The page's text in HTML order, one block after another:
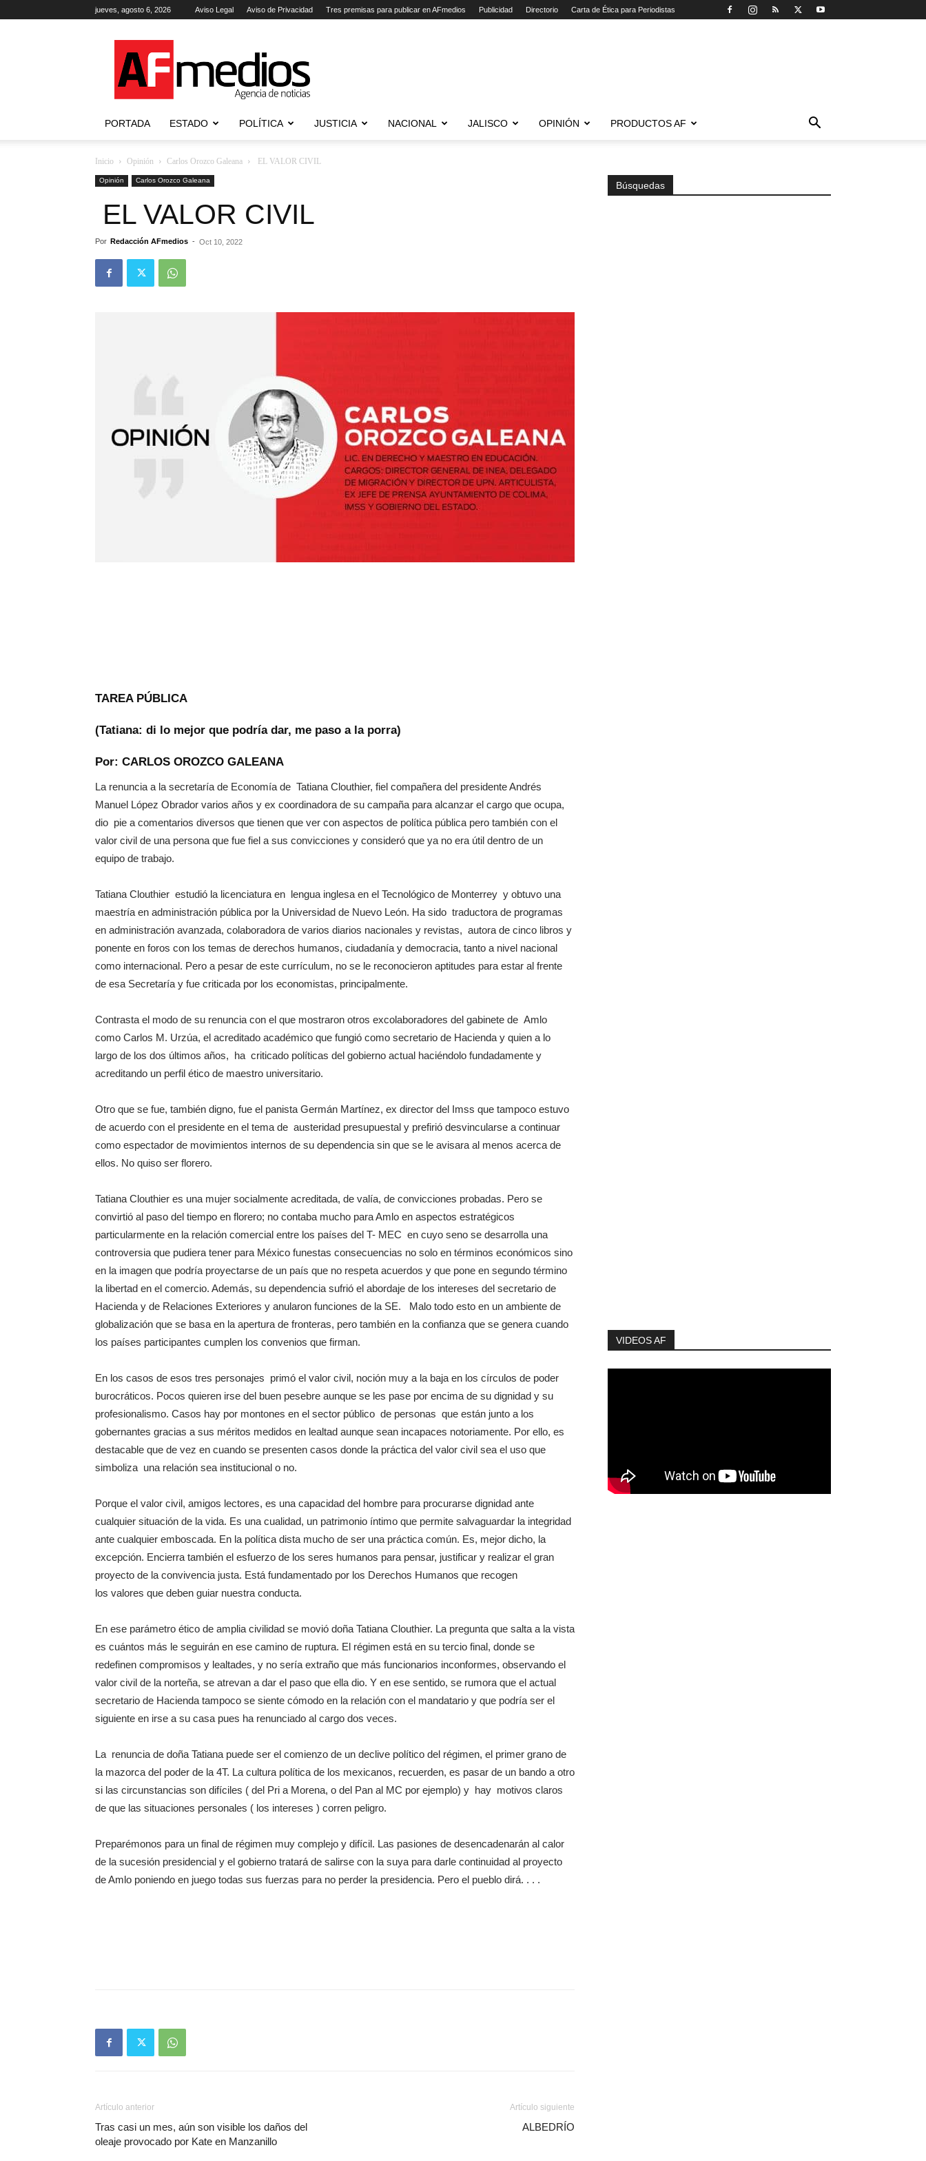
jueves, agosto 6, 2026 Aviso Legal Aviso de Privacidad Tres premisas para publicar en AFmedios Publicidad Directorio Carta de Ética para Periodistas
Agencia
de
Noticias
PORTADA ESTADO POLÍTICA JUSTICIA NACIONAL JALISCO OPINIÓN PRODUCTOS AF
Inicio Opinión Carlos Orozco Galeana EL VALOR CIVIL
Opinión Carlos Orozco Galeana
EL VALOR CIVIL
Por Redacción AFmedios - Oct 10, 2022
TAREA PÚBLICA
(Tatiana: di lo mejor que podría dar, me paso a la porra)
Por: CARLOS OROZCO GALEANA
La renuncia a la secretaría de Economía de Tatiana Clouthier, fiel compañera del presidente Andrés
Manuel López Obrador varios años y ex coordinadora de su campaña para alcanzar el cargo que ocupa,
dio pie a comentarios diversos que tienen que ver con aspectos de política pública pero también con el
valor civil de una persona que fue fiel a sus convicciones y consideró que ya no era útil dentro de un
equipo de trabajo.
Tatiana Clouthier estudió la licenciatura en lengua inglesa en el Tecnológico de Monterrey y obtuvo una
maestría en administración pública por la Universidad de Nuevo León. Ha sido traductora de programas
en administración avanzada, colaboradora de varios diarios nacionales y revistas, autora de cinco libros y
ponente en foros con los temas de derechos humanos, ciudadanía y democracia, tanto a nivel nacional
como internacional. Pero a pesar de este currículum, no se le reconocieron aptitudes para estar al frente
de esa Secretaría y fue criticada por los economistas, principalmente.
Contrasta el modo de su renuncia con el que mostraron otros excolaboradores del gabinete de Amlo
como Carlos M. Urzúa, el acreditado académico que fungió como secretario de Hacienda y quien a lo
largo de los dos últimos años, ha criticado políticas del gobierno actual haciéndolo fundadamente y
acreditando un perfil ético de maestro universitario.
Otro que se fue, también digno, fue el panista Germán Martínez, ex director del Imss que tampoco estuvo
de acuerdo con el presidente en el tema de austeridad presupuestal y prefirió desvincularse a continuar
como espectador de movimientos internos de su dependencia sin que se le avisara al menos acerca de
ellos. No quiso ser florero.
Tatiana Clouthier es una mujer socialmente acreditada, de valía, de convicciones probadas. Pero se
convirtió al paso del tiempo en florero; no contaba mucho para Amlo en aspectos estratégicos
particularmente en la relación comercial entre los países del T- MEC en cuyo seno se desarrolla una
controversia que pudiera tener para México funestas consecuencias no solo en términos económicos sino
en la imagen que podría proyectarse de un país que no respeta acuerdos y que pone en segundo término
la libertad en el comercio. Además, su dependencia sufrió el abordaje de los intereses del secretario de
Hacienda y de Relaciones Exteriores y anularon funciones de la SE. Malo todo esto en un ambiente de
globalización que se basa en la apertura de fronteras, pero también en la confianza que se genera cuando
los países participantes cumplen los convenios que firman.
En los casos de esos tres personajes primó el valor civil, noción muy a la baja en los círculos de poder
burocráticos. Pocos quieren irse del buen pesebre aunque se les pase por encima de su dignidad y su
profesionalismo. Casos hay por montones en el sector público de personas que están junto a los
gobernantes gracias a sus méritos medidos en lealtad aunque sean incapaces notoriamente. Por ello, es
destacable que de vez en cuando se presenten casos donde la práctica del valor civil sea el uso que
simboliza una relación sea institucional o no.
Porque el valor civil, amigos lectores, es una capacidad del hombre para procurarse dignidad ante
cualquier situación de la vida. Es una cualidad, un patrimonio íntimo que permite salvaguardar la integridad
ante cualquier emboscada. En la política dista mucho de ser una práctica común. Es, mejor dicho, la
excepción. Encierra también el esfuerzo de los seres humanos para pensar, justificar y realizar el gran
proyecto de la convivencia justa. Está fundamentado por los Derechos Humanos que recogen
los valores que deben guiar nuestra conducta.
En ese parámetro ético de amplia civilidad se movió doña Tatiana Clouthier. La pregunta que salta a la vista
es cuántos más le seguirán en ese camino de ruptura. El régimen está en su tercio final, donde se
redefinen compromisos y lealtades, y no sería extraño que más funcionarios inconformes, observando el
valor civil de la norteña, se atrevan a dar el paso que ella dio. Y en ese sentido, se rumora que el actual
secretario de Hacienda tampoco se siente cómodo en la relación con el mandatario y que podría ser el
siguiente en irse a su casa pues ha renunciado al cargo dos veces.
La renuncia de doña Tatiana puede ser el comienzo de un declive político del régimen, el primer grano de
la mazorca del poder de la 4T. La cultura política de los mexicanos, recuerden, es pasar de un bando a otro
si las circunstancias son difíciles ( del Pri a Morena, o del Pan al MC por ejemplo) y hay motivos claros
de que las situaciones personales ( los intereses ) corren peligro.
Preparémonos para un final de régimen muy complejo y difícil. Las pasiones de desencadenarán al calor
de la sucesión presidencial y el gobierno tratará de salirse con la suya para darle continuidad al proyecto
de Amlo poniendo en juego todas sus fuerzas para no perder la presidencia. Pero el pueblo dirá. . . .
Artículo anterior
Tras casi un mes, aún son visible los daños del
oleaje provocado por Kate en Manzanillo
Artículo siguiente
ALBEDRÍO
Búsquedas
VIDEOS AF